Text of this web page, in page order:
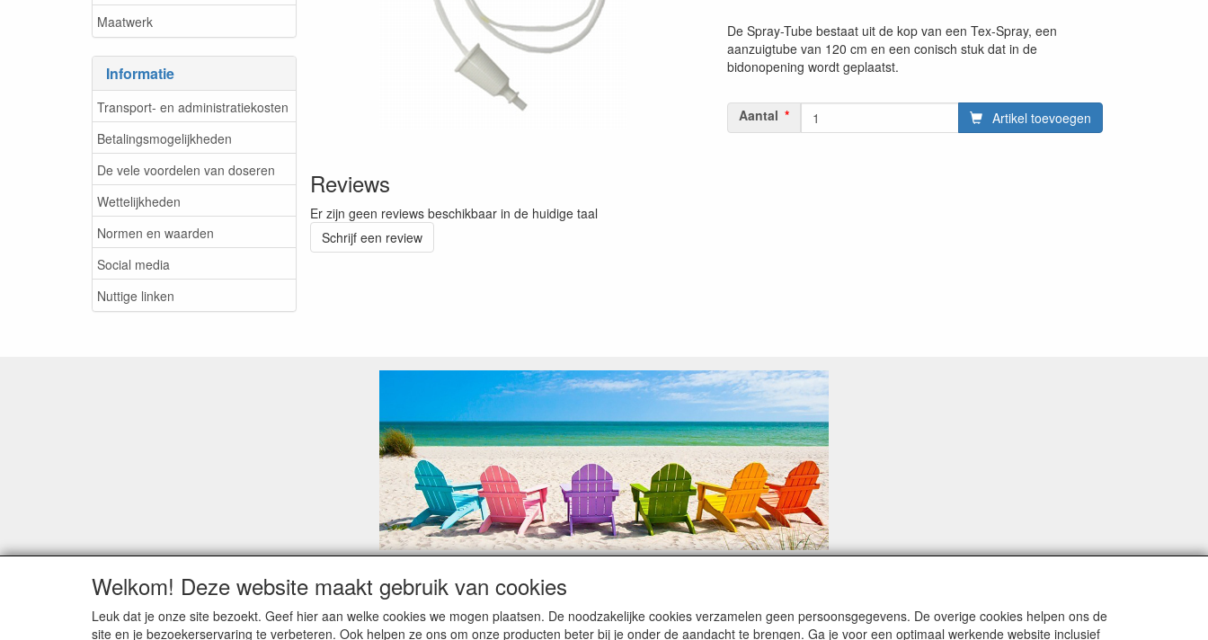
Maatwerk
Informatie
Transport- en administratiekosten
Betalingsmogelijkheden
De vele voordelen van doseren
Wettelijkheden
Normen en waarden
Social media
Nuttige linken
De Spray-Tube bestaat uit de kop van een Tex-Spray, een
aanzuigtube van 120 cm en een conisch stuk dat in de
bidonopening wordt geplaatst.
Aantal Artikel toevoegen
Reviews
Er zijn geen reviews beschikbaar in de huidige taal
Schrijf een review
Geachte klant,
Zoals elk jaar zorgt de verlofperiode, naast een hoop heugelijke momenten van feest en rust, ook de traditionele leveringsproblemen.
Sommige fabrikanten sluiten of werken met een vakantiebezetting.
Welkom! Deze website maakt gebruik van cookies
Leuk dat je onze site bezoekt. Geef hier aan welke cookies we mogen plaatsen. De noodzakelijke cookies verzamelen geen persoonsgegevens. De overige cookies helpen ons de
site en je bezoekerservaring te verbeteren. Ook helpen ze ons om onze producten beter bij je onder de aandacht te brengen. Ga je voor een optimaal werkende website inclusief